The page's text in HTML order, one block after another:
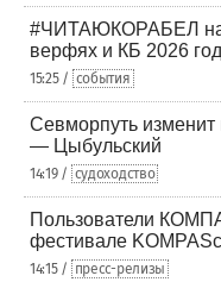
#ЧИТАЮКОРАБЕЛ на
верфях и КБ 2026 год
15:25 / события
Севморпуть изменит
— Цыбульский
14:19 / судоходство
Пользователи
фестивале
14:15 / пресс-релизы